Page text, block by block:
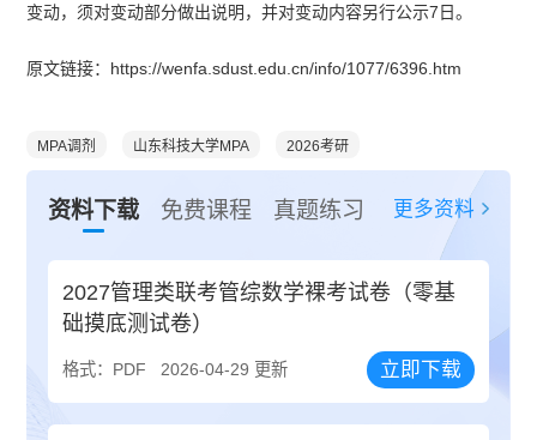
变动，须对变动部分做出说明，并对变动内容另行公示7日。
原文链接：https://wenfa.sdust.edu.cn/info/1077/6396.htm
MPA调剂 山东科技大学MPA 2026考研
资料下载 免费课程 真题练习 更多资料
2027管理类联考管综数学裸考试卷（零基
础摸底测试卷）
格式：PDF 2026-04-29 更新 立即下载